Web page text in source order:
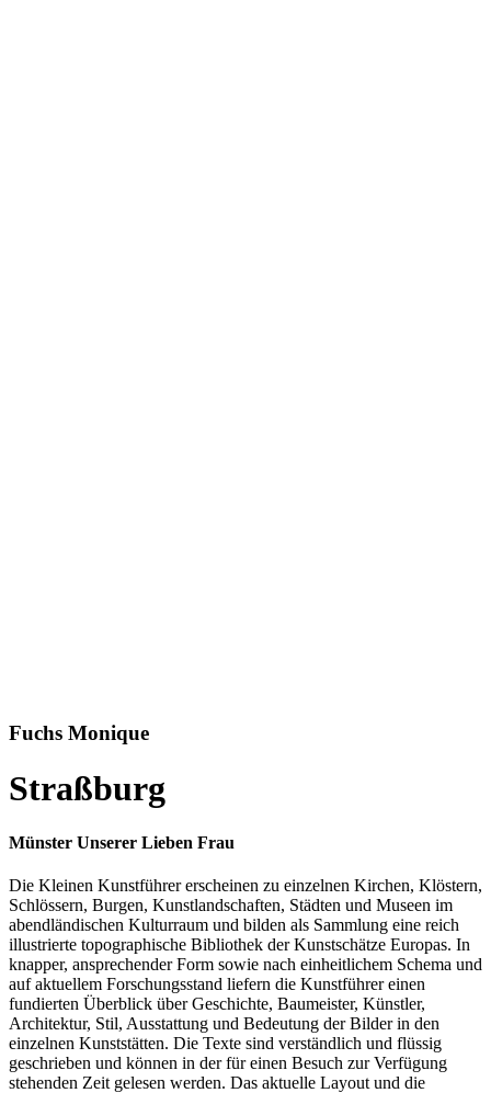
Fuchs Monique
Straßburg
Münster Unserer Lieben Frau
Die Kleinen Kunstführer erscheinen zu einzelnen Kirchen, Klöstern,
Schlössern, Burgen, Kunstlandschaften, Städten und Museen im
abendländischen Kulturraum und bilden als Sammlung eine reich
illustrierte topographische Bibliothek der Kunstschätze Europas. In
knapper, ansprechender Form sowie nach einheitlichem Schema und
auf aktuellem Forschungsstand liefern die Kunstführer einen
fundierten Überblick über Geschichte, Baumeister, Künstler,
Architektur, Stil, Ausstattung und Bedeutung der Bilder in den
einzelnen Kunststätten. Die Texte sind verständlich und flüssig
geschrieben und können in der für einen Besuch zur Verfügung
stehenden Zeit gelesen werden. Das aktuelle Layout und die